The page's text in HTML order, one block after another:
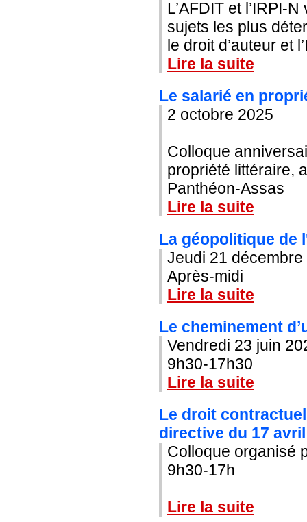
L’AFDIT et l’IRPI-
sujets les plus
le droit d’auteur et
Lire la suite
Le salarié en
2 octobre 2025
Colloque
propriété littéraire,
Panthéon-Assas
Lire la suite
La géopolitique de
Jeudi 21 décembre
Après-midi
Lire la suite
Le cheminement
Vendredi 23 juin
9h30-17h30
Lire la suite
Le droit
directive du 17
Colloque organisé
9h30-17h
Lire la suite